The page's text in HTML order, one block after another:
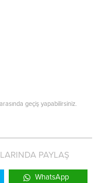
geçiş yapabilirsiniz.
PAYLAŞ
WhatsApp